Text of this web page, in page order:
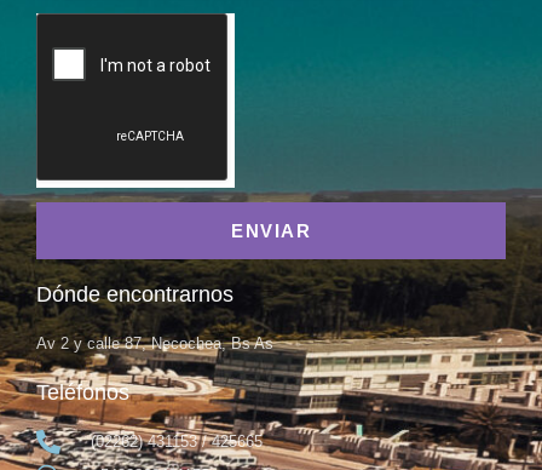
ENVIAR
Dónde encontrarnos
Av 2 y calle 87, Necochea, Bs As
Teléfonos
(02262) 431153 / 425665